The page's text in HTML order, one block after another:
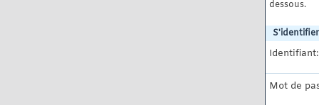
dessous.
S'identifier
Identifiant:
Mot de